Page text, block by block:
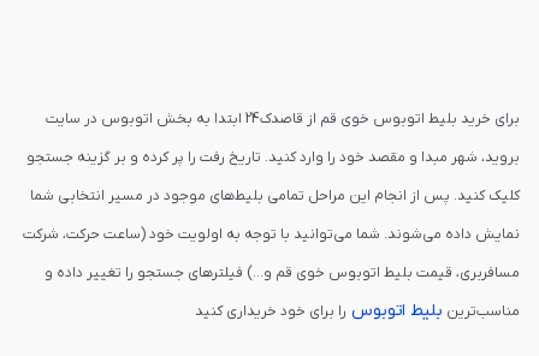
برای خرید بلیط اتوبوس خوی قم از قاصدک24 ابتدا به بخش اتوبوس در سایت
بروید، شهر مبدا و مقصد خود را وارد کنید. تاریخ رفت را پر کرده و بر گزینه جستجو
کلیک کنید. پس از انجام این مراحل تمامی بلیط‌های موجود در مسیر انتخابی شما
نمایش داده می‌شوند. شما می‌توانید با توجه به اولویت خود (ساعت حرکت، شرکت
مسافربری، قیمت بلیط اتوبوس خوی قم و...) فیلترهای جستجو را تغییر داده و
مناسب‌ترین بلیط اتوبوس را برای خود خریداری کنید